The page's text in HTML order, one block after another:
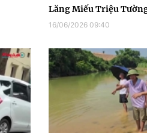
Lăng Miếu Triệu
16/06/2026 09:40